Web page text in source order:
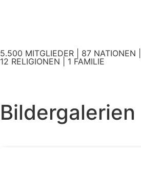
5.500 MITGLIEDER | 87 NATIONEN
12 RELIGIONEN | 1 FAMILIE
Bildergalerien